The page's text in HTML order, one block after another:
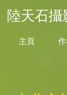
陸天石攝
主頁